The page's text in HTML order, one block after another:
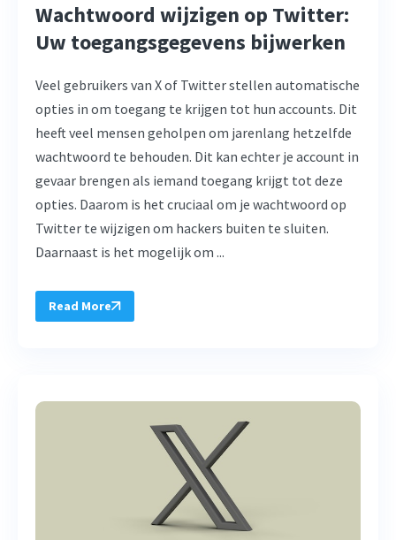
Wachtwoord wijzigen op Twitter:
Uw toegangsgegevens bijwerken
Veel gebruikers van X of Twitter stellen automatische
opties in om toegang te krijgen tot hun accounts. Dit
heeft veel mensen geholpen om jarenlang hetzelfde
wachtwoord te behouden. Dit kan echter je account in
gevaar brengen als iemand toegang krijgt tot deze
opties. Daarom is het cruciaal om je wachtwoord op
Twitter te wijzigen om hackers buiten te sluiten.
Daarnaast is het mogelijk om ...
Read More